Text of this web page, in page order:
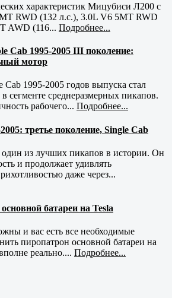
характеристик Мицубиси Л200 с
RWD (132 л.с.), 3.0L V6 5MT RWD
AWD (116... Подробнее...
Cab 1995-2005 III поколение:
мотор
1995-2005 годов выпуска стал
сегменте среднеразмерных пикапов.
рабочего... Подробнее...
третье поколение, Single Cab
из лучших пикапов в истории. Он
и продолжает удивлять
даже через...
батареи на Tesla
и вас есть все необходимые
пиропатрон основной батареи на
реально.... Подробнее...